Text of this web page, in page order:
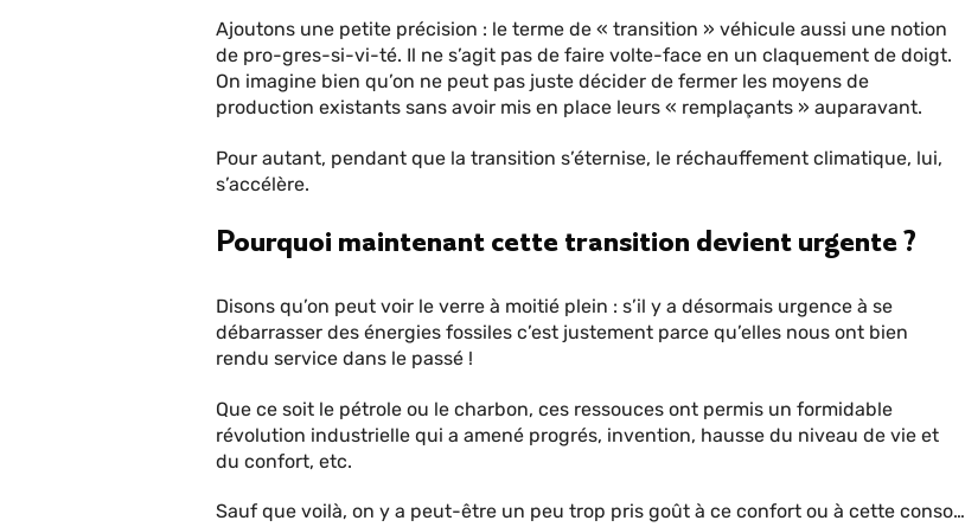
Ajoutons une petite précision : le terme de « transition » véhicule aussi une notion
de pro-gres-si-vi-té. Il ne s’agit pas de faire volte-face en un claquement de doigt.
On imagine bien qu’on ne peut pas juste décider de fermer les moyens de
production existants sans avoir mis en place leurs « remplaçants » auparavant.
Pour autant, pendant que la transition s’éternise, le réchauffement climatique, lui,
s’accélère.
Pourquoi maintenant cette transition devient urgente ?
Disons qu’on peut voir le verre à moitié plein : s’il y a désormais urgence à se
débarrasser des énergies fossiles c’est justement parce qu’elles nous ont bien
rendu service dans le passé !
Que ce soit le pétrole ou le charbon, ces ressouces ont permis un formidable
révolution industrielle qui a amené progrés, invention, hausse du niveau de vie et
du confort, etc.
Sauf que voilà, on y a peut-être un peu trop pris goût à ce confort ou à cette conso…